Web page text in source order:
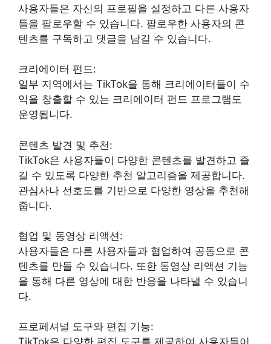
사용자들은 자신의 프로필을 설정하고 다른 사용자
들을 팔로우할 수 있습니다. 팔로우한 사용자의 콘
텐츠를 구독하고 댓글을 남길 수 있습니다.
크리에이터 펀드:
일부 지역에서는 TikTok을 통해 크리에이터들이 수
익을 창출할 수 있는 크리에이터 펀드 프로그램도
운영됩니다.
콘텐츠 발견 및 추천:
TikTok은 사용자들이 다양한 콘텐츠를 발견하고 즐
길 수 있도록 다양한 추천 알고리즘을 제공합니다.
관심사나 선호도를 기반으로 다양한 영상을 추천해
줍니다.
협업 및 동영상 리액션:
사용자들은 다른 사용자들과 협업하여 공동으로 콘
텐츠를 만들 수 있습니다. 또한 동영상 리액션 기능
을 통해 다른 영상에 대한 반응을 나타낼 수 있습니
다.
프로페셔널 도구와 편집 기능:
TikTok은 다양한 편집 도구를 제공하여 사용자들이